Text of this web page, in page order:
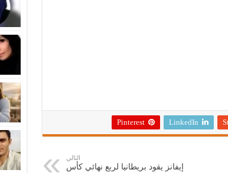
LinkedIn
Pinterest
التالي
إيفانز يقود بريطانيا لربع نهائي كأس